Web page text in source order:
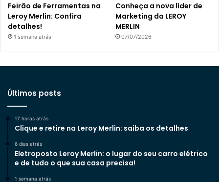
Feirão de Ferramentas na
Leroy Merlin: Confira
detalhes!
1 semana atrás
Conheça a nova líder de
Marketing da LEROY
MERLIN
07/07/2026
Últimos posts
17 horas atrás
Clique e retire na Leroy Merlin: saiba os detalhes
6 dias atrás
Eletroposto Leroy Merlin: o lugar do seu carro elétrico
e de tudo o que sua casa precisa!
1 semana atrás